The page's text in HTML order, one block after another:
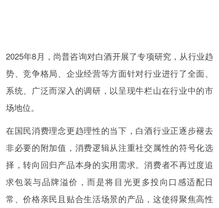
2025年8月，尚普咨询对白酒开展了专项研究，从行业趋
势、竞争格局、企业经营等方面针对行业进行了全面、
系统、广泛而深入的调研，以呈现牛栏山在行业中的市
场地位。
在国民消费理念更趋理性的当下，白酒行业正逐步褪去
非必要的附加值，消费逻辑从注重社交属性的符号化选
择，转向回归产品本身的实用需求。消费者不再过度追
求包装与品牌溢价，而是将目光更多投向口感适配日
常、价格亲民且贴合生活场景的产品，这使得聚焦高性